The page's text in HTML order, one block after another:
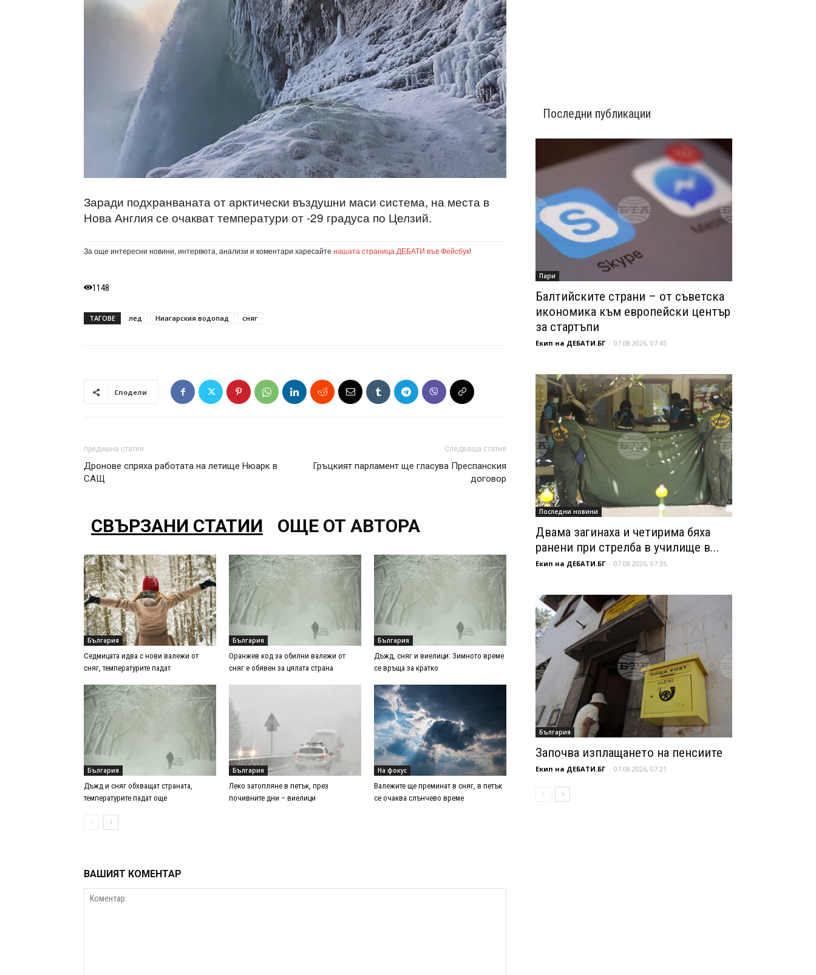
Заради подхранваната от арктически въздушни маси система, на места в
Нова Англия се очакват температури от -29 градуса по Целзий.
За още интересни новини, интервюта, анализи и коментари харесайте нашата страница ДЕБАТИ във Фейсбук!
1148
ТАГОВЕ лед Ниагарския водопад сняг
Сподели
предишна статия
Дронове спряха работата на летище Нюарк в
САЩ
Следваща статия
Гръцкият парламент ще гласува Преспанския
договор
СВЪРЗАНИ СТАТИИ ОЩЕ ОТ АВТОРА
България
Седмицата идва с нови валежи от
сняг, температурите падат
България
Оранжев код за обилни валежи от
сняг е обявен за цялата страна
България
Дъжд, сняг и виелици: Зимното време
се връща за кратко
България
Дъжд и сняг обхващат страната,
температурите падат още
България
Леко затопляне в петък, през
почивните дни – виелици
На фокус
Валежите ще преминат в сняг, в петък
се очаква слънчево време
ВАШИЯТ КОМЕНТАР
Последни публикации
Пари
Балтийските страни – от съветска
икономика към европейски център
за стартъпи
Екип на ДЕБАТИ.БГ - 07.08.2026, 07:45
Последни новини
Двама загинаха и четирима бяха
ранени при стрелба в училище в...
Екип на ДЕБАТИ.БГ - 07.08.2026, 07:35
България
Започва изплащането на пенсиите
Екип на ДЕБАТИ.БГ - 07.08.2026, 07:21